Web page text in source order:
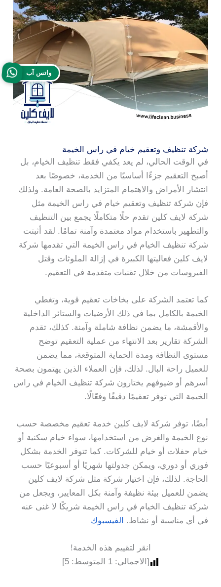
شركة تنظيف وتعقيم خيام في راس الخيمة
في الوقت الحالي، لم يعد يكفي فقط تنظيف الخيام، بل
أصبح التعقيم جزءًا أساسيًا من الخدمة، خصوصًا بعد
انتشار الأمراض والاهتمام المتزايد بالصحة العامة. ولذلك
فإن شركة تنظيف وتعقيم خيام في راس الخيمة مثل
شركة لايف كلين تقدم حلًا متكاملًا يجمع بين التنظيف
والتطهير باستخدام مواد معتمدة وآمنة تمامًا. لقد أثبتت
شركة تنظيف الخيام في راس الخيمة التي تقدمها شركة
لايف كلين فعاليتها الكبيرة في إزالة الملوثات وقتل
الفيروسات من خلال تقنيات متقدمة في التعقيم.
كما تعتمد الشركة على بخاخات تعقيم قوية، وتغطي
الخيمة بالكامل بما في ذلك الأرضيات والستائر الداخلية
والأقمشة، ما يضمن نظافة شاملة وآمنة. كذلك، تقدم
الشركة تقارير بعد الانتهاء من عملية التعقيم توضح
مستوى النظافة ومدة الحماية المتوقعة، مما يضمن
للعميل راحة البال. لذلك، فإن العملاء الذين يهتمون بصحة
أسرهم أو ضيوفهم يختارون شركة تنظيف الخيام في راس
الخيمة التي توفر تعقيمًا دقيقًا وفعّالًا.
أيضًا، توفر شركة لايف كلين خدمة تعقيم مخصصة حسب
نوع الخيمة والغرض من استخدامها، سواء خيام سكنية أو
خيام حفلات أو خيام للشركات. كما تتوفر الخدمة بشكل
فوري أو دوري، ويمكن جدولتها شهريًا أو أسبوعيًا حسب
الحاجة. لذلك، فإن اختيار شركة مثل شركة لايف كلين
يضمن للعميل بيئة نظيفة وآمنة بكل المعايير، ويجعل من
شركة تنظيف الخيام في راس الخيمة شريكًا لا غنى عنه
في أي مناسبة أو نشاط.
الفيسبوك
انقر لتقييم هذه الخدمة!
[الاجمالي:1 المتوسط:5
]
واتس آب